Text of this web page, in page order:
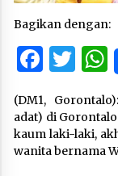
Bagikan dengan:
(DM1,
adat) di
kaum laki-laki,
wanita bernama